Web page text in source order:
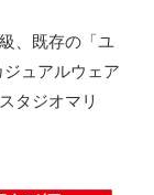
、既存の「ユ
ュアルウェア
タジオマリ